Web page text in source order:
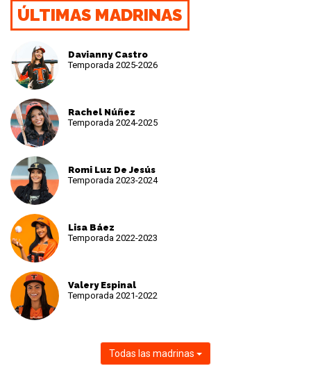
ÚLTIMAS MADRINAS
Davianny Castro
Temporada 2025-2026
Rachel Núñez
Temporada 2024-2025
Romi Luz De Jesús
Temporada 2023-2024
Lisa Báez
Temporada 2022-2023
Valery Espinal
Temporada 2021-2022
Todas las madrinas